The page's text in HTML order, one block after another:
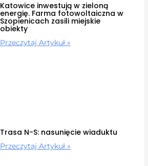
Katowice inwestują w zieloną
energię. Farma fotowoltaiczna w
Szopienicach zasili miejskie
obiekty
Przeczytaj Artykuł »
Trasa N-S: nasunięcie wiaduktu
Przeczytaj Artykuł »